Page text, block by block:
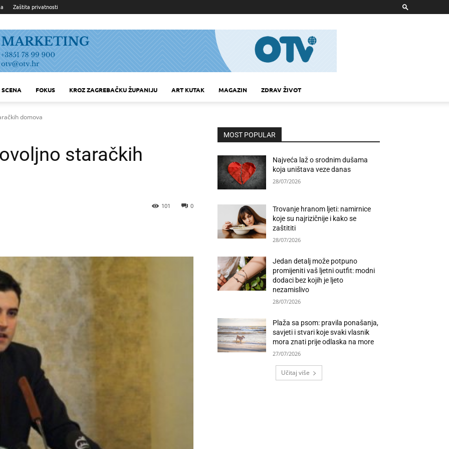
Zaštita privatnosti
SCENA FOKUS KROZ ZAGREBAČKU ŽUPANIJU ART KUTAK MAGAZIN ZDRAV ŽIVOT
domova
staračkih
0
101
MOST POPULAR
Najveća laž o srodnim dušama
koja uništava veze danas
28/07/2026
Trovanje hranom ljeti: namirnice
koje su najrizičnije i kako se
zaštititi
28/07/2026
Jedan detalj može potpuno
promijeniti vaš ljetni outfit: modni
dodaci bez kojih je ljeto
nezamislivo
28/07/2026
Plaža sa psom: pravila ponašanja,
savjeti i stvari koje svaki vlasnik
mora znati prije odlaska na more
27/07/2026
Učitaj više